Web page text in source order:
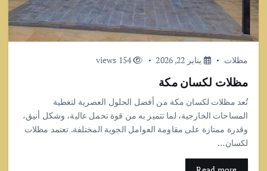
مظلات يناير 22, 2026 154 views
مظلات لكسان مكة
تُعد مظلات لكسان مكة من أفضل الحلول العصرية لتغطية
المساحات الخارجية، لما تتميز به من قوة تحمل عالية، وشكل أنيق،
وقدرة ممتازة على مقاومة العوامل الجوية المختلفة. تعتمد مظلات
لكسان…